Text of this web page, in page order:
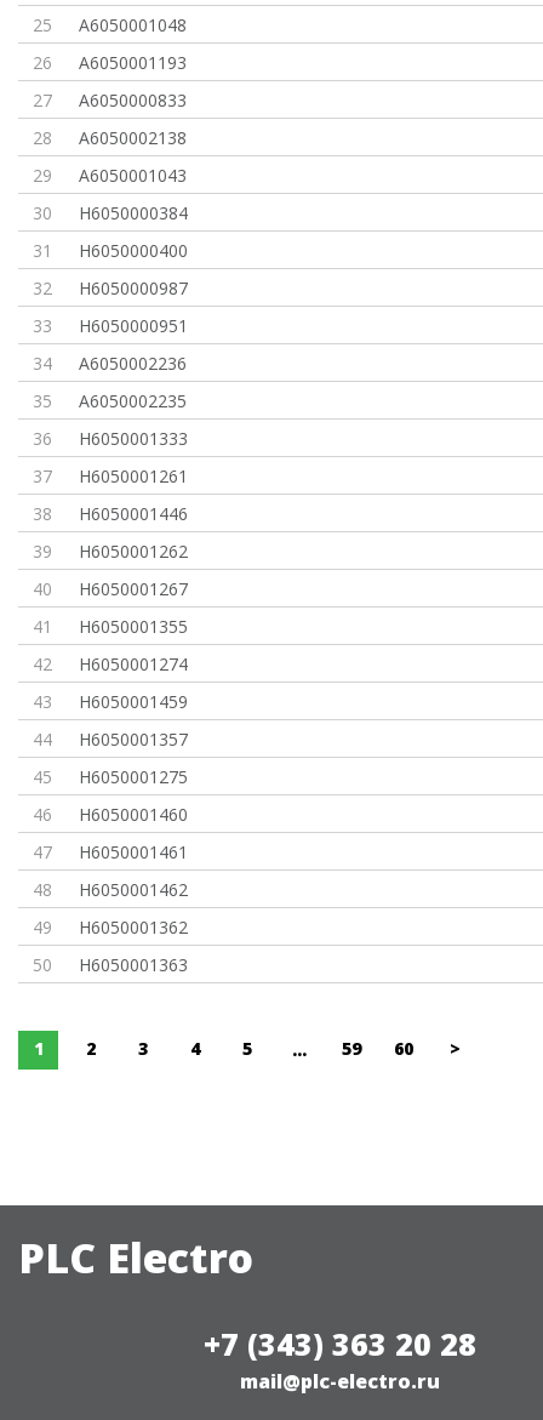
25
A6050001048
26
A6050001193
27
A6050000833
28
A6050002138
29
A6050001043
30
H6050000384
31
H6050000400
32
H6050000987
33
H6050000951
34
A6050002236
35
A6050002235
36
H6050001333
37
H6050001261
38
H6050001446
39
H6050001262
40
H6050001267
41
H6050001355
42
H6050001274
43
H6050001459
44
H6050001357
45
H6050001275
46
H6050001460
47
H6050001461
48
H6050001462
49
H6050001362
50
H6050001363
1 2 3 4 5 ... 59 60 >
PLC Electro
+7 (343) 363 20 28
mail@plc-electro.ru